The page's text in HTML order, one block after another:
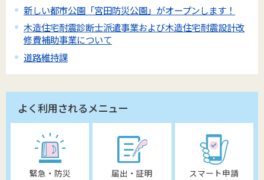
新しい都市公園「宮田防災公園」がオープンします！
木造住宅耐震診断士派遣事業および木造住宅耐震設計改
修費補助事業について
道路維持課
よく利用されるメニュー
緊急・防災 届出・証明 スマート申請